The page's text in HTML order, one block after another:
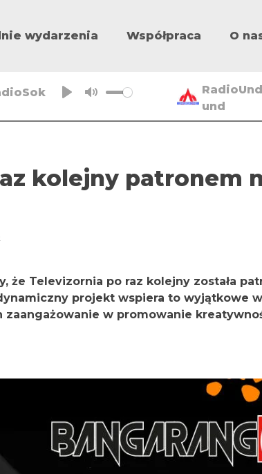
wydarzenia Współpraca O
l
u
und
kolejny patronem
że Televizornia po raz kolejny została
projekt wspiera to wyjątkowe
zaangażowanie w promowanie